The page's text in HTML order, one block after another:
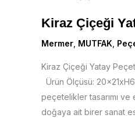
Kiraz Çiçeği
Mermer MUTFAK
Kiraz Çiçeği Yatay
Ürün Ölçüsü: 20x21xH6
peçetelikler tasarımı
doğaya ait birer sanat
Yatay
Peçetelik